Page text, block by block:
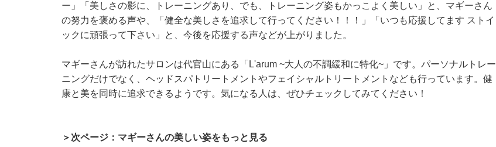
ー」「美しさの影に、トレーニングあり、でも、トレーニング姿もかっこよく美しい」と、マギーさん
の努力を褒める声や、「健全な美しさを追求して行ってください！！！」「いつも応援してます ストイ
ックに頑張って下さい」と、今後を応援する声などが上がりました。
マギーさんが訪れたサロンは代官山にある「L'arum ~大人の不調緩和に特化~」です。パーソナルトレー
ニングだけでなく、ヘッドスパトリートメントやフェイシャルトリートメントなども行っています。健
康と美を同時に追求できるようです。気になる人は、ぜひチェックしてみてください！
＞次ページ：マギーさんの美しい姿をもっと見る